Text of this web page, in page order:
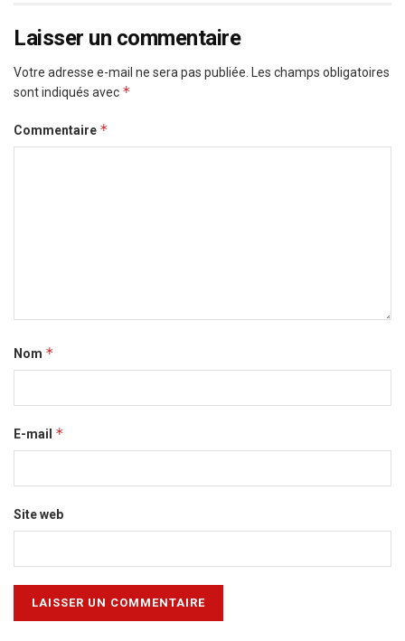
Laisser un commentaire
Votre adresse e-mail ne sera pas publiée. Les champs obligatoires
sont indiqués avec *
Commentaire *
Nom *
E-mail *
Site web